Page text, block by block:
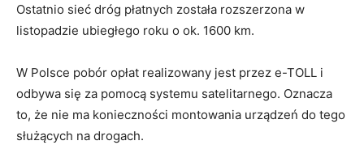
Ostatnio sieć dróg płatnych została rozszerzona w
listopadzie ubiegłego roku o ok. 1600 km.
W Polsce pobór opłat realizowany jest przez e-TOLL i
odbywa się za pomocą systemu satelitarnego. Oznacza
to, że nie ma konieczności montowania urządzeń do tego
służących na drogach.